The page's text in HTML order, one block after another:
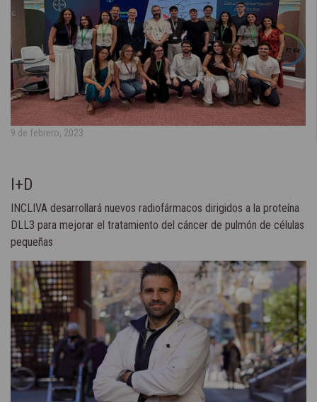
9 de febrero, 2023
I+D
INCLIVA desarrollará nuevos radiofármacos dirigidos a la proteína
DLL3 para mejorar el tratamiento del cáncer de pulmón de células
pequeñas